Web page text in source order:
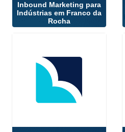
Inbound Marketing para
Indústrias em Franco da
Rocha